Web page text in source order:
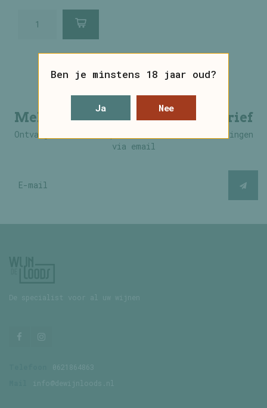
Meld je aan voor onze nieuwsbrief
Ontvang de laatste updates, nieuws en aanbiedingen
via email
De specialist voor al uw wijnen
0621864863
info@dewijnloods.nl
Ben je minstens 18 jaar oud?
Ja Nee